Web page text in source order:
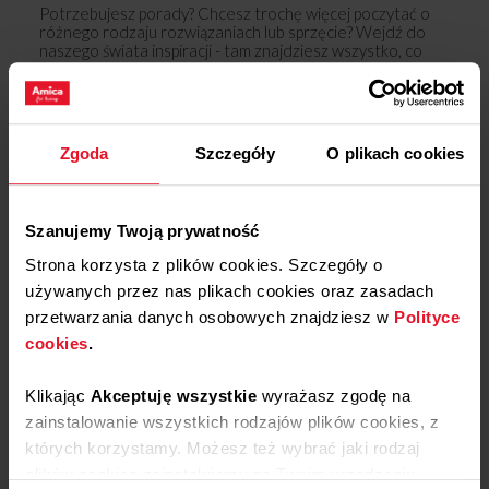
Zgoda Szczegóły O plikach cookies
Szanujemy Twoją prywatność
Strona korzysta z plików cookies. Szczegóły o
używanych przez nas plikach cookies oraz zasadach
przetwarzania danych osobowych znajdziesz w Polityce
cookies.
Klikając Akceptuję wszystkie wyrażasz zgodę na
zainstalowanie wszystkich rodzajów plików cookies, z
których korzystamy. Możesz też wybrać jaki rodzaj
Potrzebujesz porady? Chcesz trochę więcej poczytać o
różnego rodzaju rozwiązaniach lub sprzęcie? Wejdź do
naszego świata inspiracji - tam znajdziesz wszystko, co
może Cię zainteresować!
Dowiedz się więcej
Podziel się
swoją opinią o
FY5059.6DFX
Dodaj opinię
Produkt nie posiada recenzji